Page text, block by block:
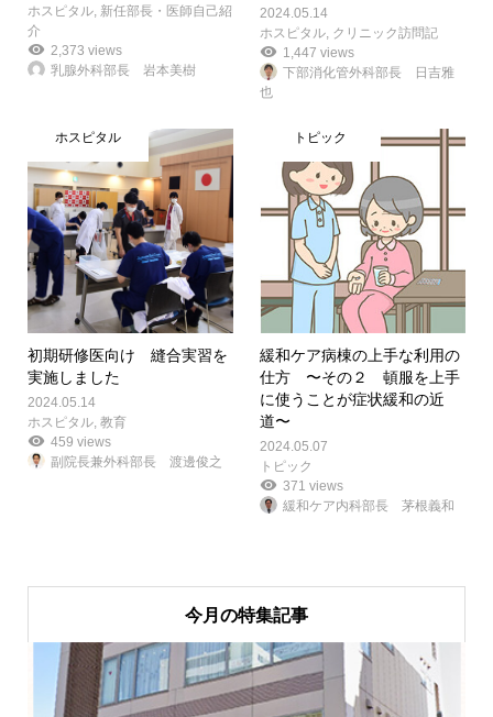
ホスピタル, 新任部長・医師自己紹
介
2,373 views
乳腺外科部長 岩本美樹
2024.05.14
ホスピタル クリニック訪問記
1,447 views
下部消化管外科部長 日吉雅
也
ホスピタル
初期研修医向け 縫合実習を
実施しました
2024.05.14
ホスピタル, 教育
459 views
副院長兼外科部長 渡邊俊之
トピック
緩和ケア病棟の上手な利用の
仕方 〜その２ 頓服を上手
に使うことが症状緩和の近
道〜
2024.05.07
トピック
371 views
緩和ケア内科部長 茅根義和
今月の特集記事